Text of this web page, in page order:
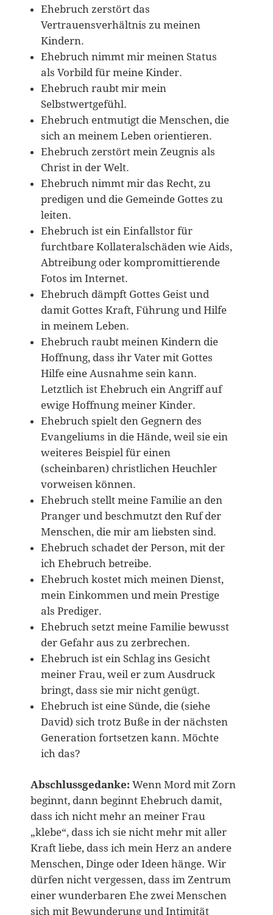
Ehebruch zerstört das
Vertrauensverhältnis zu meinen
Kindern.
Ehebruch nimmt mir meinen Status
als Vorbild für meine Kinder.
Ehebruch raubt mir mein
Selbstwertgefühl.
Ehebruch entmutigt die Menschen, die
sich an meinem Leben orientieren.
Ehebruch zerstört mein Zeugnis als
Christ in der Welt.
Ehebruch nimmt mir das Recht, zu
predigen und die Gemeinde Gottes zu
leiten.
Ehebruch ist ein Einfallstor für
furchtbare Kollateralschäden wie Aids,
Abtreibung oder kompromittierende
Fotos im Internet.
Ehebruch dämpft Gottes Geist und
damit Gottes Kraft, Führung und Hilfe
in meinem Leben.
Ehebruch raubt meinen Kindern die
Hoffnung, dass ihr Vater mit Gottes
Hilfe eine Ausnahme sein kann.
Letztlich ist Ehebruch ein Angriff auf
ewige Hoffnung meiner Kinder.
Ehebruch spielt den Gegnern des
Evangeliums in die Hände, weil sie ein
weiteres Beispiel für einen
(scheinbaren) christlichen Heuchler
vorweisen können.
Ehebruch stellt meine Familie an den
Pranger und beschmutzt den Ruf der
Menschen, die mir am liebsten sind.
Ehebruch schadet der Person, mit der
ich Ehebruch betreibe.
Ehebruch kostet mich meinen Dienst,
mein Einkommen und mein Prestige
als Prediger.
Ehebruch setzt meine Familie bewusst
der Gefahr aus zu zerbrechen.
Ehebruch ist ein Schlag ins Gesicht
meiner Frau, weil er zum Ausdruck
bringt, dass sie mir nicht genügt.
Ehebruch ist eine Sünde, die (siehe
David) sich trotz Buße in der nächsten
Generation fortsetzen kann. Möchte
ich das?
Abschlussgedanke: Wenn Mord mit Zorn
beginnt, dann beginnt Ehebruch damit,
dass ich nicht mehr an meiner Frau
„klebe“, dass ich sie nicht mehr mit aller
Kraft liebe, dass ich mein Herz an andere
Menschen, Dinge oder Ideen hänge. Wir
dürfen nicht vergessen, dass im Zentrum
einer wunderbaren Ehe zwei Menschen
sich mit Bewunderung und Intimität